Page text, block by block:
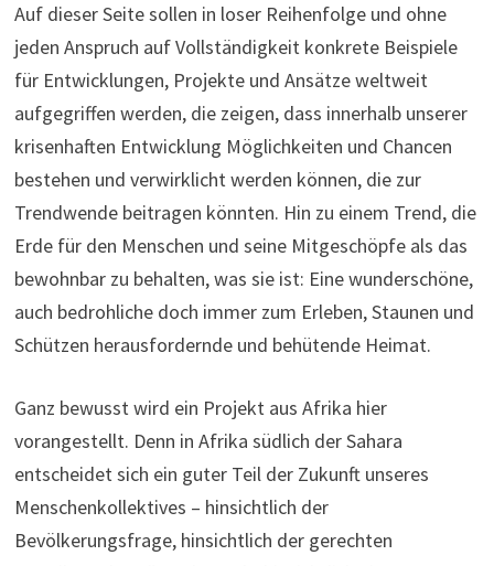
Auf dieser Seite sollen in loser Reihenfolge und ohne
jeden Anspruch auf Vollständigkeit konkrete Beispiele
für Entwicklungen, Projekte und Ansätze weltweit
aufgegriffen werden, die zeigen, dass innerhalb unserer
krisenhaften Entwicklung Möglichkeiten und Chancen
bestehen und verwirklicht werden können, die zur
Trendwende beitragen könnten. Hin zu einem Trend, die
Erde für den Menschen und seine Mitgeschöpfe als das
bewohnbar zu behalten, was sie ist: Eine wunderschöne,
auch bedrohliche doch immer zum Erleben, Staunen und
Schützen herausfordernde und behütende Heimat.
Ganz bewusst wird ein Projekt aus Afrika hier
vorangestellt. Denn in Afrika südlich der Sahara
entscheidet sich ein guter Teil der Zukunft unseres
Menschenkollektives – hinsichtlich der
Bevölkerungsfrage, hinsichtlich der gerechten